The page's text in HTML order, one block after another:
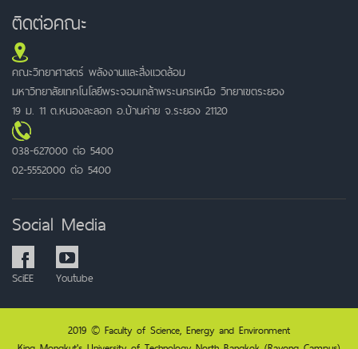
ติดต่อคณะ
คณะวิทยาศาสตร์ พลังงานและสิ่งแวดล้อม
มหาวิทยาลัยเทคโนโลยีพระจอมเกล้าพระนครเหนือ วิทยาเขตระยอง
19 ม. 11 ต.หนองละลอก อ.บ้านค่าย จ.ระยอง 21120
038-627000 ต่อ 5400
02-5552000 ต่อ 5400
Social Media
SciEE Youtube
2019 © Faculty of Science, Energy and Environment